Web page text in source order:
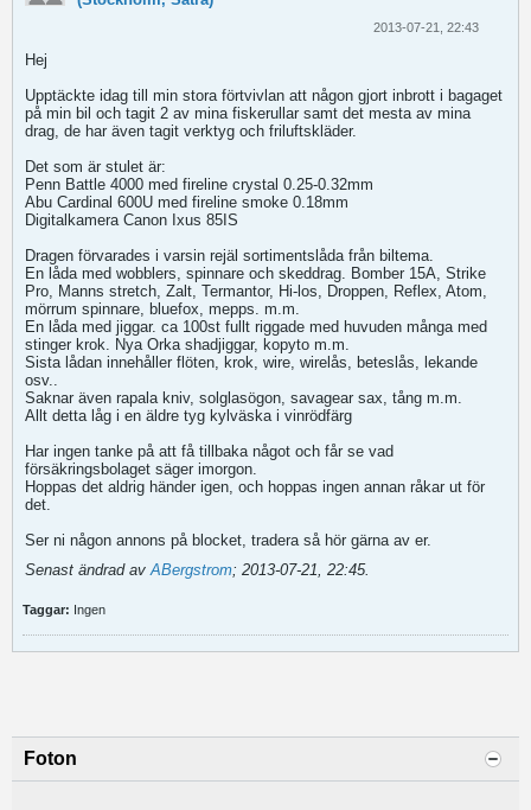
2013-07-21, 22:43
Hej
Upptäckte idag till min stora förtvivlan att någon gjort inbrott i bagaget
på min bil och tagit 2 av mina fiskerullar samt det mesta av mina
drag, de har även tagit verktyg och friluftskläder.
Det som är stulet är:
Penn Battle 4000 med fireline crystal 0.25-0.32mm
Abu Cardinal 600U med fireline smoke 0.18mm
Digitalkamera Canon Ixus 85IS
Dragen förvarades i varsin rejäl sortimentslåda från biltema.
En låda med wobblers, spinnare och skeddrag. Bomber 15A, Strike
Pro, Manns stretch, Zalt, Termantor, Hi-los, Droppen, Reflex, Atom,
mörrum spinnare, bluefox, mepps. m.m.
En låda med jiggar. ca 100st fullt riggade med huvuden många med
stinger krok. Nya Orka shadjiggar, kopyto m.m.
Sista lådan innehåller flöten, krok, wire, wirelås, beteslås, lekande
osv..
Saknar även rapala kniv, solglasögon, savagear sax, tång m.m.
Allt detta låg i en äldre tyg kylväska i vinrödfärg
Har ingen tanke på att få tillbaka något och får se vad
försäkringsbolaget säger imorgon.
Hoppas det aldrig händer igen, och hoppas ingen annan råkar ut för
det.
Ser ni någon annons på blocket, tradera så hör gärna av er.
Senast ändrad avABergstrom; 2013-07-21, 22:45.
Taggar: Ingen
Foton